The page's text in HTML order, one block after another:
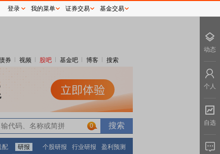
券 视频 股吧 基金吧 博客 搜索
0
配 研报 个股研报 行业研报
盈利预测
登录 我的菜单 证券交易 基金交易
动态
个人
自选